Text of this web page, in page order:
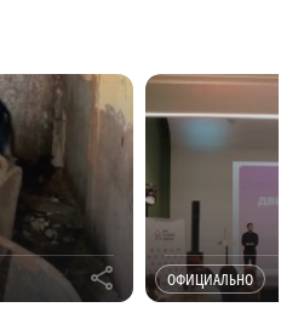
r ОФИЦИАЛЬНО